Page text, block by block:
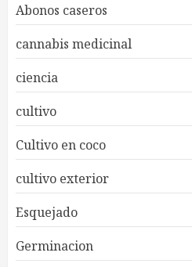
Abonos caseros
cannabis medicinal
ciencia
cultivo
Cultivo en coco
cultivo exterior
Esquejado
Germinacion